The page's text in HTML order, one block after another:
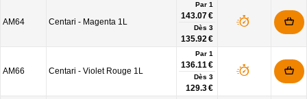
AM64 Centari - Magenta 1L
Par 1
143.07 €
Dès 3
135.92 €
AM66 Centari - Violet Rouge 1L
Par 1
136.11 €
Dès 3
129.3 €